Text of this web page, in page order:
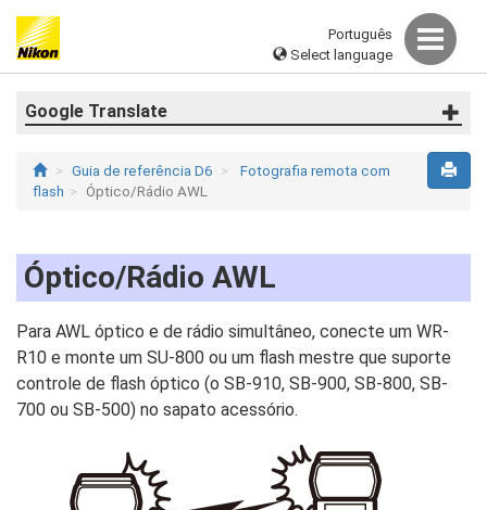
Português
Select language
Google Translate
Guia de referência D6
Fotografia remota com
flash
Óptico/Rádio AWL
Óptico/Rádio AWL
Para AWL óptico e de rádio simultâneo, conecte um WR-
R10 e monte um SU-800 ou um flash mestre que suporte
controle de flash óptico (o SB-910, SB-900, SB-800, SB-
700 ou SB-500) no sapato acessório.